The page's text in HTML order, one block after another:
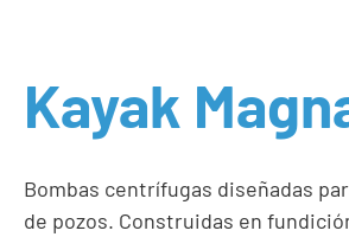
Kayak
Bombas centrífugas diseñadas
de pozos. Construidas en